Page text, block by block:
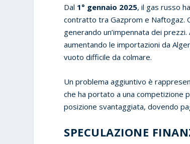
Dal 1° gennaio 2025, il gas russo
contratto tra Gazprom e Naftogaz.
generando un’impennata dei
aumentando le importazioni da
vuoto difficile da colmare.
Un problema aggiuntivo è
che ha portato a una competizione
posizione svantaggiata, dovendo
SPECULAZIONE